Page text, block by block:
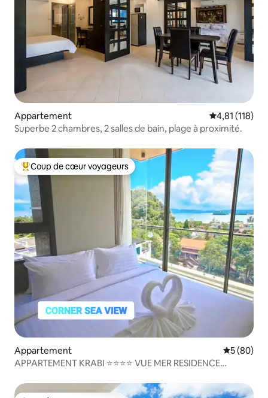
Appartement Évaluation
4,81 (118)
Superbe 2 chambres, 2 salles de bain, plage à proximité.
Coups de cœur voyageurs les plus appréciés
Coup de cœur voyageurs
Appartement
5 (80)
APPARTEMENT KRABI ⭐⭐⭐⭐ VUE MER RESIDENCE